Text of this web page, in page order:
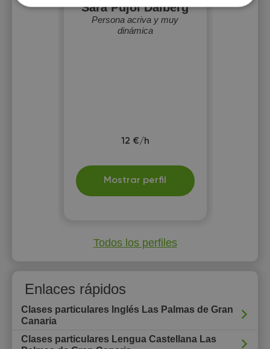
Sara Pujol Dalberg
Persona acriva y muy
dinámica
12 €/h
Mostrar perfil
Todos los perfiles
Enlaces rápidos
Clases particulares Inglés Las Palmas de Gran
Canaria
Clases particulares Lengua Castellana Las